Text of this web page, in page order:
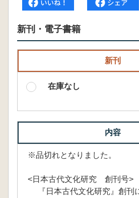
新刊・電子書籍
新刊
在庫なし
内容
※品切れとなりました。
<日本古代文化研究 創刊号>
『日本古代文化研究』創刊